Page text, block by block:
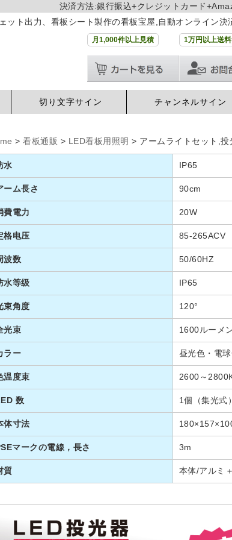
決済方法:銀行振込+クレジットカード
ット出力、看板シート製作の看板宝屋,自動オンライン決
月1,000件以上見積 1万円以上送
切り文字サイン チャンネルサイン
> 看板通販 > LED看板用照明 > アームライトセット,
水 IP65
ーム長さ 90cm
費電力 20W
格电压 85-265ACV
波数 50/60HZ
水等级 IP65
束角度 120°
光束 1600ルーメ
ラー 昼光色・電
温度束 2600～
数 1個（集光式）
体寸法
マークの電線，長さ 3m
質 本体/アルミ